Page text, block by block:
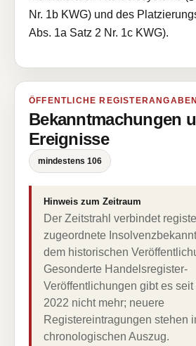
Nr. 1b KWG) und des
Abs. 1a Satz 2 Nr. 1c KWG).
ÖFFENTLICHE REGISTERANGABEN
Bekanntmachungen
Ereignisse
mindestens 106
Hinweis zum Zeitraum
Der Zeitstrahl verbindet
zugeordnete
dem historischen
Gesonderte Handelsregister-
Veröffentlichungen gibt es seit
2022 nicht mehr; neuere
Registereintragungen stehen
chronologischen Auszug.